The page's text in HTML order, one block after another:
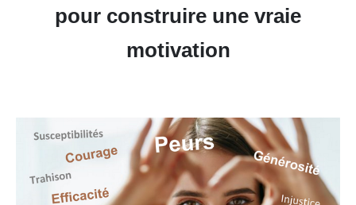
pour construire une vraie
motivation